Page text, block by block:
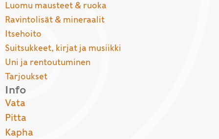
Luomu mausteet & ruoka
Ravintolisät & mineraalit
Itsehoito
Suitsukkeet, kirjat ja musiikki
Uni ja rentoutuminen
Tarjoukset
Info
Vata
Pitta
Kapha